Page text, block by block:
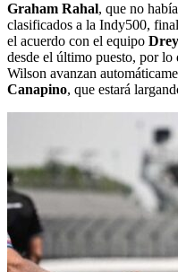
Graham Rahal, que no
clasificados a la Indy500,
el acuerdo con el equipo
desde el último puesto, por lo
Wilson avanzan
Canapino, que estará